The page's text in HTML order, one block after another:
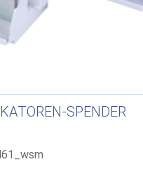
SPENDER